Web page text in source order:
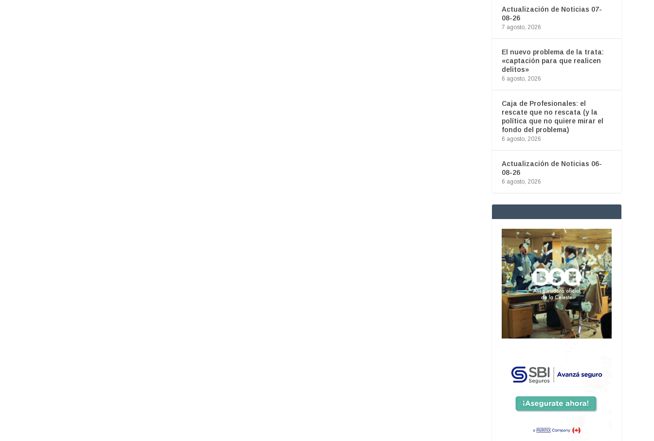
Actualización de Noticias 07-
08-26
7 agosto, 2026
El nuevo problema de la trata:
«captación para que realicen
delitos»
6 agosto, 2026
Caja de Profesionales: el
rescate que no rescata (y la
política que no quiere mirar el
fondo del problema)
6 agosto, 2026
Actualización de Noticias 06-
08-26
6 agosto, 2026